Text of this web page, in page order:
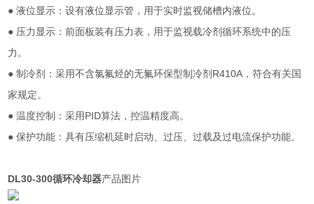
● 液位显示：设有液位显示管，用于实时监视储槽内液位。
● 压力显示：前面板装有压力表，用于监视载冷剂循环系统中的压
力。
● 制冷剂：采用不含氯氟烃的无氟环保型制冷剂R410A，符合有关国
家规定。
● 温度控制：采用PID算法，控温精度高。
● 保护功能：具有压缩机延时启动、过压、过载及过电流保护功能。
DL30-300循环冷却器产品图片